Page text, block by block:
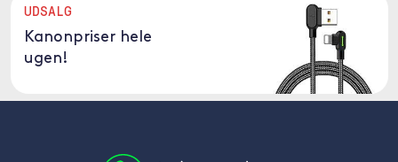
UDSALG
Kanonpriser hele
ugen!